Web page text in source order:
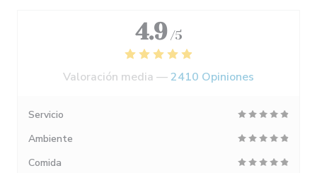
4.9 /5
Valoración media —2410 Opiniones
Servicio
Ambiente
Comida